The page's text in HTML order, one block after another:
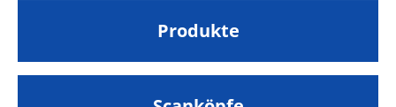
Produkte